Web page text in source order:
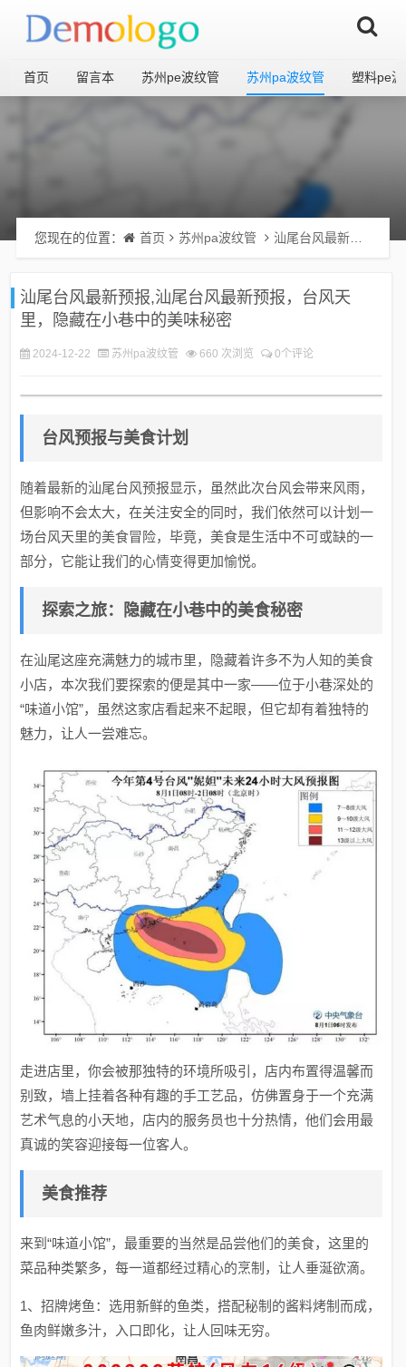
首页 留言本 苏州pe波纹管 苏州pa波纹管 塑料pe
您现在的位置： 首页 苏州pa波纹管 汕尾台风最新预报,汕尾台风最新预报，台风天里，隐藏在小巷中的美味秘密
汕尾台风最新预报,汕尾台风最新预报，台风天
里，隐藏在小巷中的美味秘密
2024-12-22 苏州pa波纹管 660 次浏览 0个评论
台风预报与美食计划
随着最新的汕尾台风预报显示，虽然此次台风会带来风雨，
但影响不会太大，在关注安全的同时，我们依然可以计划一
场台风天里的美食冒险，毕竟，美食是生活中不可或缺的一
部分，它能让我们的心情变得更加愉悦。
探索之旅：隐藏在小巷中的美食秘密
在汕尾这座充满魅力的城市里，隐藏着许多不为人知的美食
小店，本次我们要探索的便是其中一家——位于小巷深处的
“味道小馆”，虽然这家店看起来不起眼，但它却有着独特的
魅力，让人一尝难忘。
走进店里，你会被那独特的环境所吸引，店内布置得温馨而
别致，墙上挂着各种有趣的手工艺品，仿佛置身于一个充满
艺术气息的小天地，店内的服务员也十分热情，他们会用最
真诚的笑容迎接每一位客人。
美食推荐
来到“味道小馆”，最重要的当然是品尝他们的美食，这里的
菜品种类繁多，每一道都经过精心的烹制，让人垂涎欲滴。
1、招牌烤鱼：选用新鲜的鱼类，搭配秘制的酱料烤制而成，
鱼肉鲜嫩多汁，入口即化，让人回味无穷。